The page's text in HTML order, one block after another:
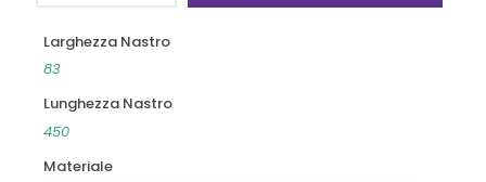
450m
ZEBRA
quantità
Larghezza Nastro
83
Lunghezza Nastro
450
Materiale